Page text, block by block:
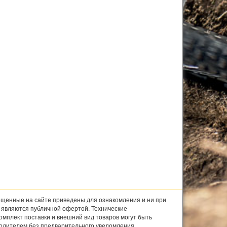
на сайте приведены для ознакомления и ни при
являются публичной офертой. Технические
поставки и внешний вид товаров могут быть
без предварительного уведомления.